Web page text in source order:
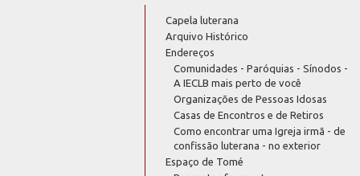
Capela luterana
Arquivo Histórico
Endereços
Comunidades - Paróquias - Sínodos -
A IECLB mais perto de você
Organizações de Pessoas Idosas
Casas de Encontros e de Retiros
Como encontrar uma Igreja irmã - de
confissão luterana - no exterior
Espaço de Tomé